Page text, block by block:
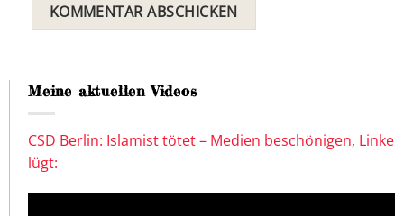
Meine aktuellen Videos
CSD Berlin: Islamist tötet – Medien beschönigen, Linke
lügt: